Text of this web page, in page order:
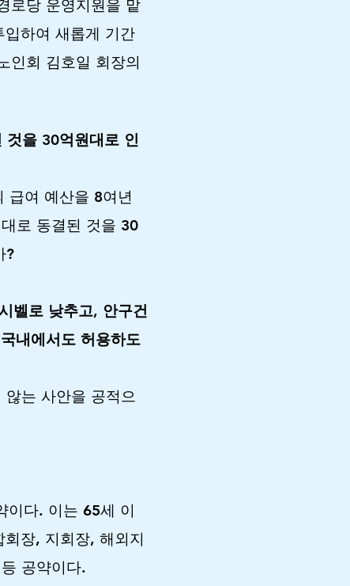
로당 운영지원을 맡
하여 새롭게 기간
인회 김호일 회장의
을 30억원대로 인
급여 예산을 8여년
로 동결된 것을 30
?
벨로 낮추고, 안구건
내에서도 허용하도
는 사안을 공적으
이다. 이는 65세 이
장, 지회장, 해외지
공약이다.